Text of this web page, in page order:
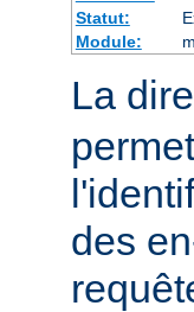
Statut:
Module:
La
des